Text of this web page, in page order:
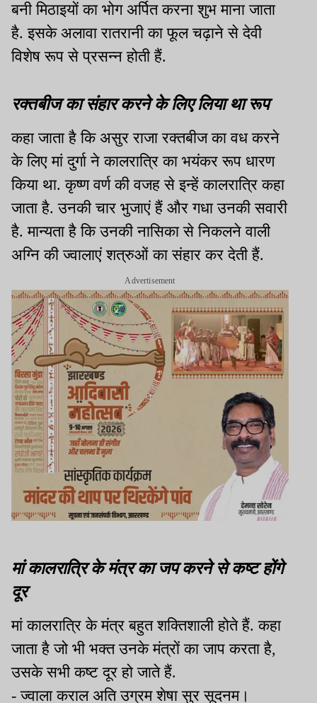
बनी मिठाइयों का भोग अर्पित करना शुभ माना जाता
है. इसके अलावा रातरानी का फूल चढ़ाने से देवी
विशेष रूप से प्रसन्न होती हैं.
रक्तबीज का संहार करने के लिए लिया था रूप
कहा जाता है कि असुर राजा रक्तबीज का वध करने
के लिए मां दुर्गा ने कालरात्रि का भयंकर रूप धारण
किया था. कृष्ण वर्ण की वजह से इन्हें कालरात्रि कहा
जाता है. उनकी चार भुजाएं हैं और गधा उनकी सवारी
है. मान्यता है कि उनकी नासिका से निकलने वाली
अग्नि की ज्वालाएं शत्रुओं का संहार कर देती हैं.
Advertisement
मां कालरात्रि के मंत्र का जप करने से कष्ट होंगे
दूर
मां कालरात्रि के मंत्र बहुत शक्तिशाली होते हैं. कहा
जाता है जो भी भक्त उनके मंत्रों का जाप करता है,
उसके सभी कष्ट दूर हो जाते हैं. ‌
- ज्वाला कराल अति उग्रम शेषा सुर सूदनम।